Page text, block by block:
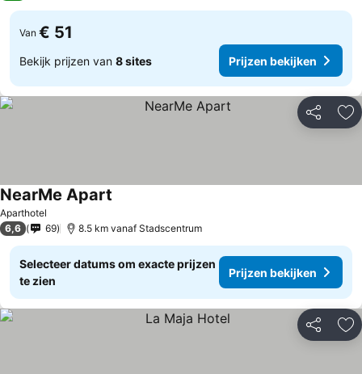
Van € 51
Bekijk prijzen van 8 sites Prijzen bekijken
Delen
Aparthotel
NearMe Apart
6,6 69 8.5 km vanaf Stadscentrum
Selecteer datums om exacte prijzen
te zien
Prijzen bekijken
Delen